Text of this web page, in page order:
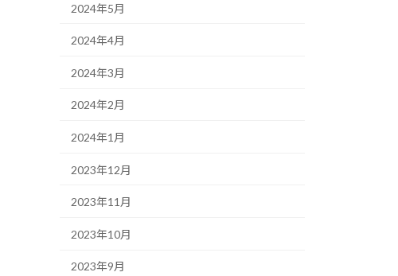
2024年5月
2024年4月
2024年3月
2024年2月
2024年1月
2023年12月
2023年11月
2023年10月
2023年9月